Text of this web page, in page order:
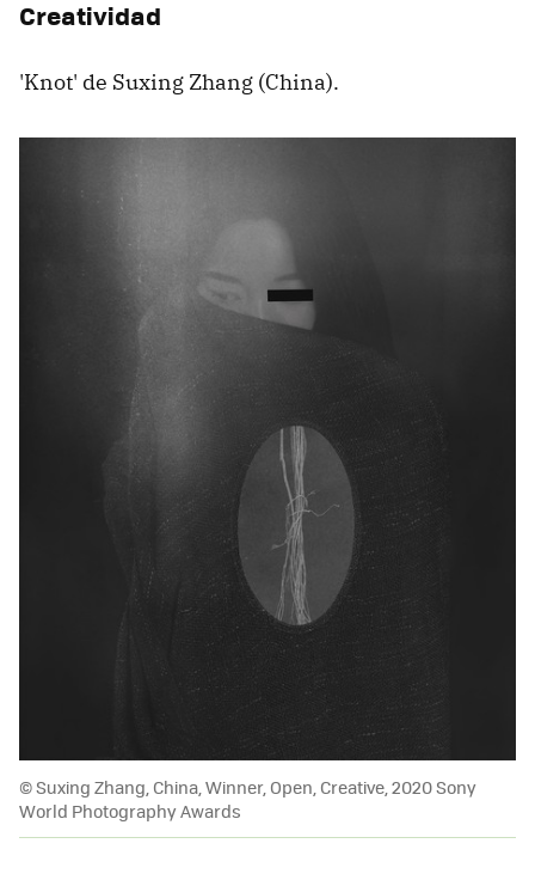
Creatividad
'Knot' de Suxing Zhang (China).
© Suxing Zhang, China, Winner, Open, Creative, 2020 Sony
World Photography Awards